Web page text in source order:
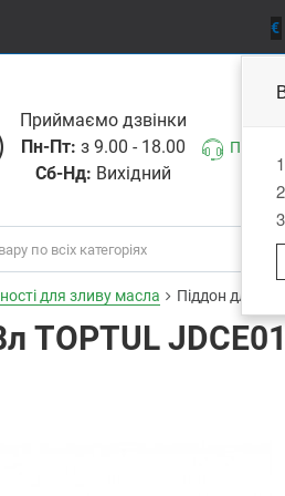
€
Приймаємо дзвiнки
Пн-Пт: з 9.00 - 18.00
Сб-Нд: Вихідний
для зливу масла Піддон для
TOPTUL